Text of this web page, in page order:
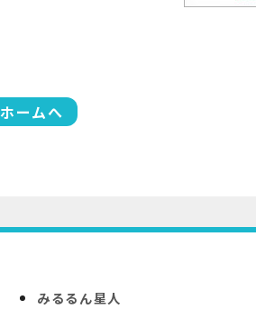
ホームへ
みるるん星人